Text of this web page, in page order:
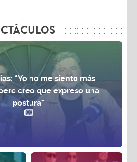
“Yo no me siento más
creo que expreso una
postura”